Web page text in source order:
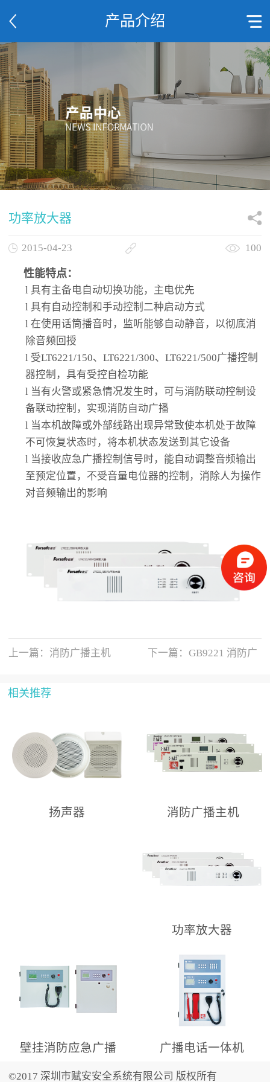
产品介绍
功率放大器
2015-04-23 100
性能特点：
l 具有主备电自动切换功能，主电优先
l 具有自动控制和手动控制二种启动方式
l 在使用话筒播音时，监听能够自动静音，以彻底消
除音频回授
l 受LT6221/150、LT6221/300、LT6221/500广播控制
器控制，具有受控自检功能
l 当有火警或紧急情况发生时，可与消防联动控制设
备联动控制，实现消防自动广播
l 当本机故障或外部线路出现异常致使本机处于故障
不可恢复状态时，将本机状态发送到其它设备
l 当接收应急广播控制信号时，能自动调整音频输出
至预定位置，不受音量电位器的控制，消除人为操作
对音频输出的影响
上一篇： 消防广播主机 下一篇： GB9221 消防广
相关推荐
扬声器 消防广播主机
功率放大器
壁挂消防应急广播 广播电话一体机
©2017 深圳市赋安安全系统有限公司 版权所有